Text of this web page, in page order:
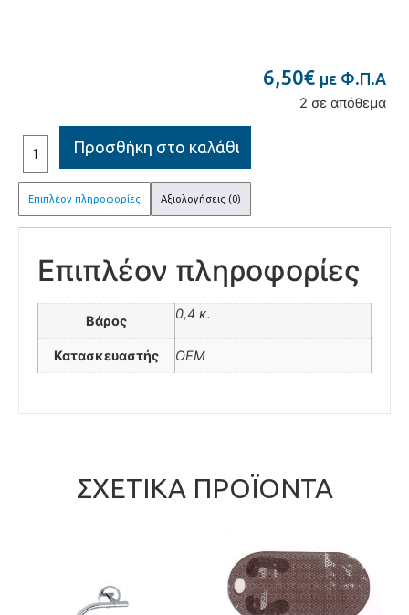
6,50€ με Φ.Π.Α
2 σε απόθεμα
Προσθήκη στο καλάθι
Επιπλέον πληροφορίες Αξιολογήσεις (0)
Επιπλέον πληροφορίες
Βάρος 0,4 κ.
Κατασκευαστής OEM
ΣΧΕΤΙΚΆ ΠΡΟΪΌΝΤΑ